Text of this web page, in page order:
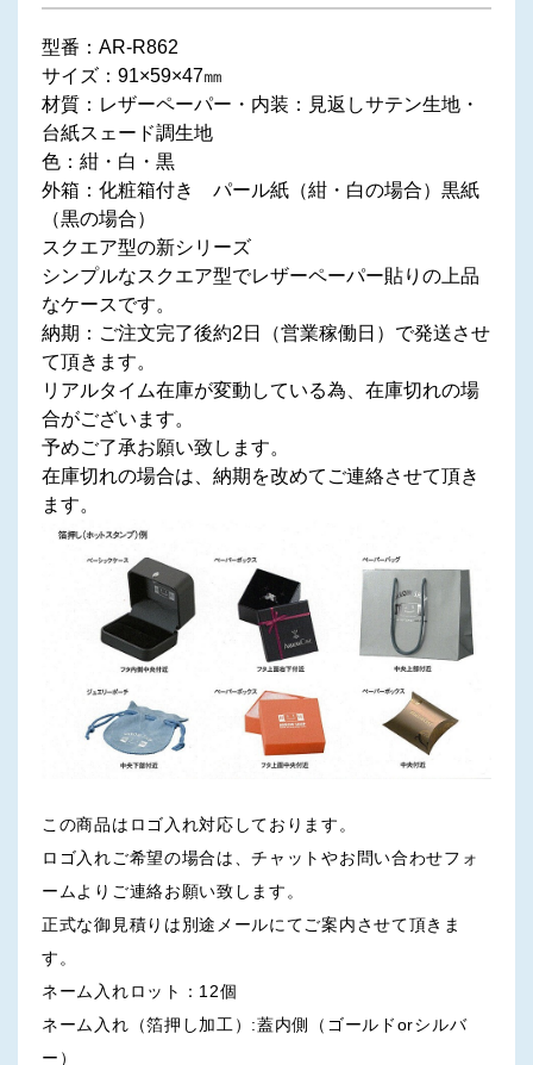
型番：AR-R862
サイズ：91×59×47㎜
材質：レザーペーパー・内装：見返しサテン生地・
台紙スェード調生地
色：紺・白・黒
外箱：化粧箱付き パール紙（紺・白の場合）黒紙
（黒の場合）
スクエア型の新シリーズ
シンプルなスクエア型でレザーペーパー貼りの上品
なケースです。
納期：ご注文完了後約2日（営業稼働日）で発送させ
て頂きます。
リアルタイム在庫が変動している為、在庫切れの場
合がございます。
予めご了承お願い致します。
在庫切れの場合は、納期を改めてご連絡させて頂き
ます。
この商品はロゴ入れ対応しております。
ロゴ入れご希望の場合は、チャットやお問い合わせフォ
ームよりご連絡お願い致します。
正式な御見積りは別途メールにてご案内させて頂きま
す。
ネーム入れロット：12個
ネーム入れ（箔押し加工）:蓋内側（ゴールドorシルバ
ー）